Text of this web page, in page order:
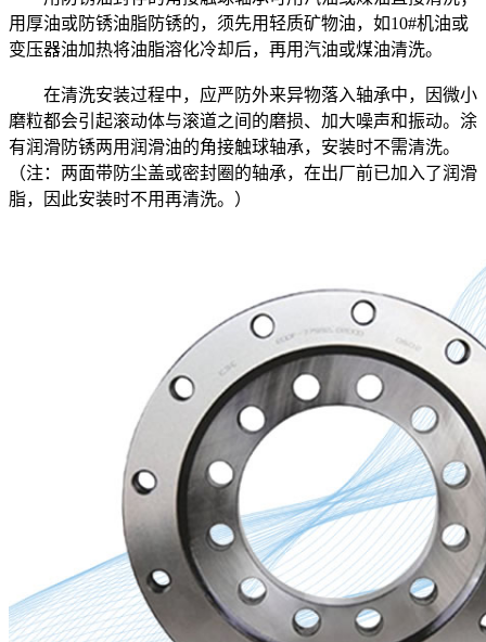
用厚油或防锈油脂防锈的，须先用轻质矿物油，如10#机油或
变压器油加热将油脂溶化冷却后，再用汽油或煤油清洗。
在清洗安装过程中，应严防外来异物落入轴承中，因微小
磨粒都会引起滚动体与滚道之间的磨损、加大噪声和振动。涂
有润滑防锈两用润滑油的角接触球轴承，安装时不需清洗。
（注：两面带防尘盖或密封圈的轴承，在出厂前已加入了润滑
脂，因此安装时不用再清洗。）